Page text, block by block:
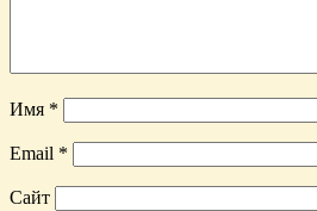
Имя *
Email *
Сайт